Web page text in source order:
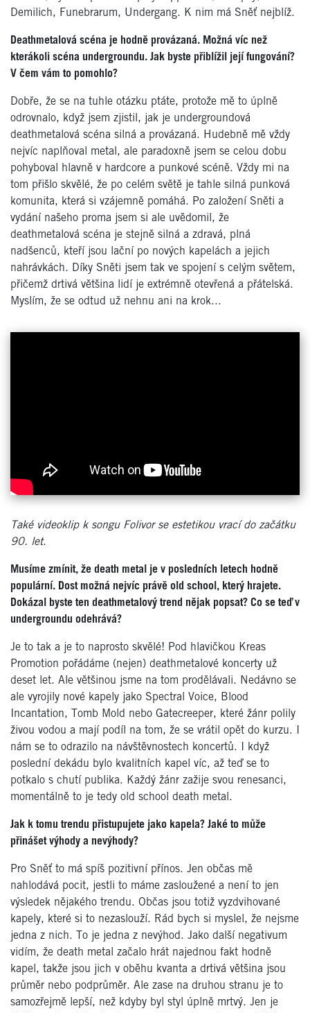
Demilich, Funebrarum, Undergang. K nim má Sněť nejblíž.
Deathmetalová scéna je hodně provázaná. Možná víc než
kterákoli scéna undergroundu. Jak byste přiblížil její fungování?
V čem vám to pomohlo?
Dobře, že se na tuhle otázku ptáte, protože mě to úplně
odrovnalo, když jsem zjistil, jak je undergroundová
deathmetalová scéna silná a provázaná. Hudebně mě vždy
nejvíc naplňoval metal, ale paradoxně jsem se celou dobu
pohyboval hlavně v hardcore a punkové scéně. Vždy mi na
tom přišlo skvělé, že po celém světě je tahle silná punková
komunita, která si vzájemně pomáhá. Po založení Sněti a
vydání našeho proma jsem si ale uvědomil, že
deathmetalová scéna je stejně silná a zdravá, plná
nadšenců, kteří jsou lační po nových kapelách a jejich
nahrávkách. Díky Sněti jsem tak ve spojení s celým světem,
přičemž drtivá většina lidí je extrémně otevřená a přátelská.
Myslím, že se odtud už nehnu ani na krok...
Také videoklip k songu Folivor se estetikou vrací do začátku
90. let.
Musíme zmínit, že death metal je v posledních letech hodně
populární. Dost možná nejvíc právě old school, který hrajete.
Dokázal byste ten deathmetalový trend nějak popsat? Co se teď v
undergroundu odehrává?
Je to tak a je to naprosto skvělé! Pod hlavičkou Kreas
Promotion pořádáme (nejen) deathmetalové koncerty už
deset let. Ale většinou jsme na tom prodělávali. Nedávno se
ale vyrojily nové kapely jako Spectral Voice, Blood
Incantation, Tomb Mold nebo Gatecreeper, které žánr polily
živou vodou a mají podíl na tom, že se vrátil opět do kurzu. I
nám se to odrazilo na návštěvnostech koncertů. I když
poslední dekádu bylo kvalitních kapel víc, až teď se to
potkalo s chutí publika. Každý žánr zažije svou renesanci,
momentálně to je tedy old school death metal.
Jak k tomu trendu přistupujete jako kapela? Jaké to může
přinášet výhody a nevýhody?
Pro Sněť to má spíš pozitivní přínos. Jen občas mě
nahlodává pocit, jestli to máme zasloužené a není to jen
výsledek nějakého trendu. Občas jsou totiž vyzdvihované
kapely, které si to nezaslouží. Rád bych si myslel, že nejsme
jedna z nich. To je jedna z nevýhod. Jako další negativum
vidím, že death metal začalo hrát najednou fakt hodně
kapel, takže jsou jich v oběhu kvanta a drtivá většina jsou
průměr nebo podprůměr. Ale zase na druhou stranu je to
samozřejmě lepší, než kdyby byl styl úplně mrtvý. Jen je